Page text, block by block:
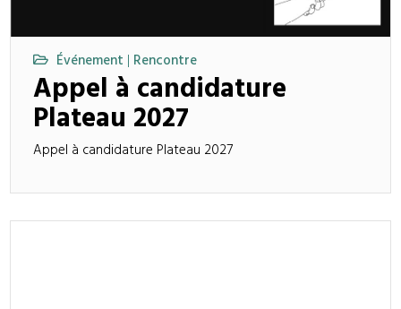
Événement | Rencontre
Appel à candidature
Plateau 2027
Appel à candidature Plateau 2027